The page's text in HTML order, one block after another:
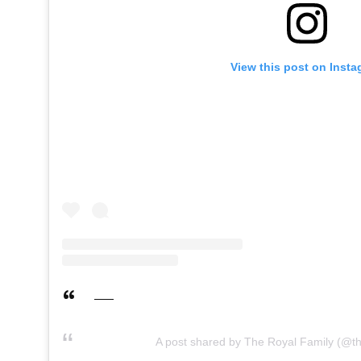
View this post on
A post shared by The Royal Family